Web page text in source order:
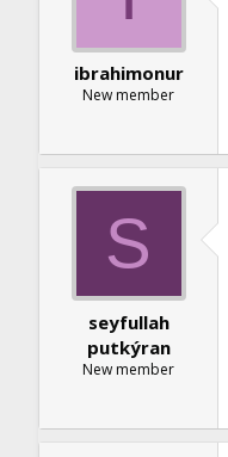
ibrahimonur
New member
S
seyfullah
putkýran
New member